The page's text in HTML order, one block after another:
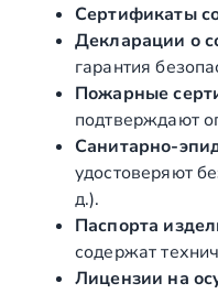
Сертификаты
Декларации о
гарантия
Пожарные
подтверждают
удостоверяют
д.).
Паспорта
содержат
Лицензии на